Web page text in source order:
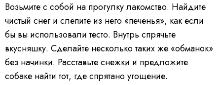
Возьмите с собой на прогулку лакомство. Найдите
чистый снег и слепите из него «печенья», как если
бы вы использовали тесто. Внутрь спрячьте
вкусняшку. Сделайте несколько таких же «обманок»
без начинки. Расставьте снежки и предложите
собаке найти тот, где спрятано угощение.